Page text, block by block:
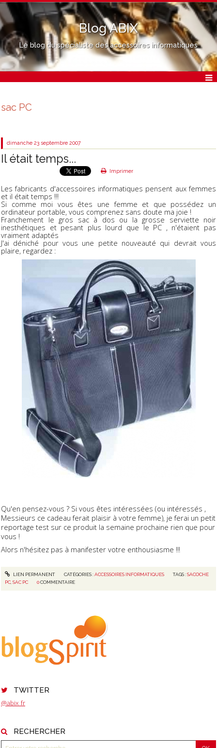
Blog ABIX
Le blog du spécialiste des accessoires informatiques
TWITTER
@abix_fr
RECHERCHER
sac PC
dimanche 23 septembre 2007
Il était temps...
Imprimer
Les fabricants d'accessoires informatiques pensent aux femmes
et il était temps !!!
Si comme moi vous êtes une femme et que possédez un
ordinateur portable, vous comprenez sans doute ma joie !
Franchement le gros sac à dos ou la grosse serviette noir
inesthétiques et pesant plus lourd que le PC , n'étaient pas
vraiment adaptés
J'ai déniché pour vous une petite nouveauté qui devrait vous
plaire, regardez :
Qu'en pensez-vous ? Si vous êtes intéressées (ou intéressés ,
Messieurs ce cadeau ferait plaisir à votre femme), je ferai un petit
reportage test sur ce produit la semaine prochaine rien que pour
vous !
Alors n'hésitez pas à manifester votre enthousiasme !!!
LIEN PERMANENT CATÉGORIES :ACCESSOIRES INFORMATIQUES TAGS :SACOCHE
PC,SAC PC 0 COMMENTAIRE